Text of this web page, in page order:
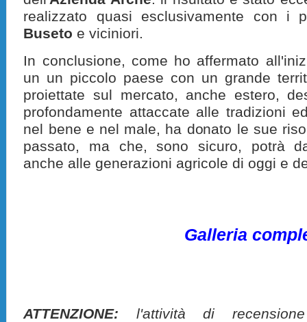
realizzato quasi esclusivamente con i
Buseto e viciniori.
In conclusione, come ho affermato
un un piccolo paese con un grande
proiettate sul mercato, anche estero,
profondamente attaccate alle tradizioni
nel bene e nel male, ha donato le sue
passato, ma che, sono sicuro, potrà
anche alle generazioni agricole di oggi e
Galleria
ATTENZIONE: l'attività di